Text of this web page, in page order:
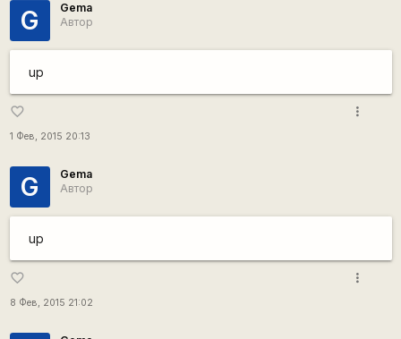
G
Gema
Автор
up
favorite_border
1 Фев, 2015 20:13
more_vert
G
Gema
Автор
up
favorite_border
8 Фев, 2015 21:02
more_vert